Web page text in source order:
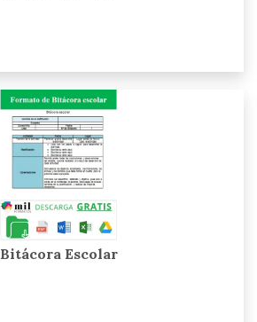
Bitácora Escolar